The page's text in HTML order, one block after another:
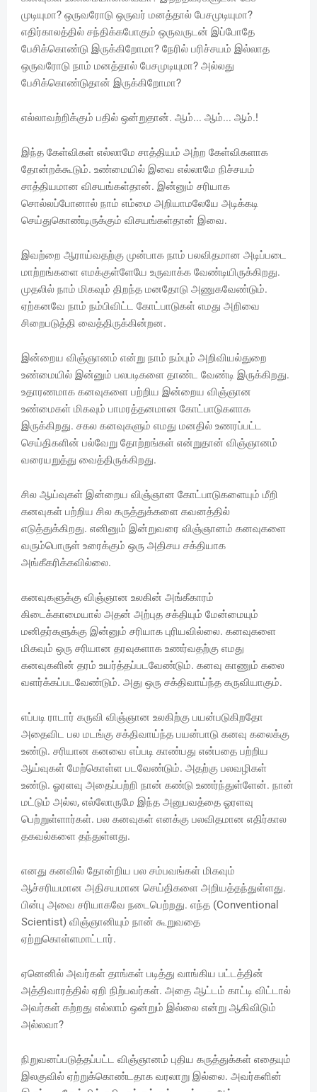
முடியுமா? ஒருவரோடு ஒருவர் மனத்தால் பேசமுடியுமா?
எதிர்காலத்தில் சந்திக்கபோகும் ஒருவருடன் இப்போதே
பேசிக்கொண்டு இருக்கிறோமா? நேரில் பரிச்சயம் இல்லாத
ஒருவரோடு நாம் மனத்தால் பேசமுடியுமா? அல்லது
பேசிக்கொண்டுதான் இருக்கிறோமா?
எல்லாவற்றிக்கும் பதில் ஒன்றுதான். ஆம்... ஆம்... ஆம்.!
இந்த கேள்விகள் எல்லாமே சாத்தியம் அற்ற கேள்விகளாக
தோன்றக்கூடும். உண்மையில் இவை எல்லாமே நிச்சயம்
சாத்தியமான விசயங்கள்தான். இன்னும் சரியாக
சொல்லப்போனால் நாம் எம்மை அறியாமலேயே அடிக்கடி
செய்துகொண்டிருக்கும் விசயங்கள்தான் இவை.
இவற்றை ஆராய்வதற்கு முன்பாக நாம் பலவிதமான அடிப்படை
மாற்றங்களை எமக்குள்ளேயே உருவாக்க வேண்டியிருக்கிறது.
முதலில் நாம் மிகவும் திறந்த மனதோடு அணுகவேண்டும்.
ஏற்கனவே நாம் நம்பிவிட்ட கோட்பாடுகள் எமது அறிவை
சிறைபடுத்தி வைத்திருக்கின்றன.
இன்றைய விஞ்ஞானம் என்று நாம் நம்பும் அறிவியல்துறை
உண்மையில் இன்னும் பலபடிகளை தாண்ட வேண்டி இருக்கிறது.
உதாரணமாக கனவுகளை பற்றிய இன்றைய விஞ்ஞான
உண்மைகள் மிகவும் பாமரத்தனமான கோட்பாடுகளாக
இருக்கிறது. சகல கனவுகளும் எமது மனதில் உணரப்பட்ட
செய்திகளின் பல்வேறு தோற்றங்கள் என்றுதான் விஞ்ஞானம்
வரையறுத்து வைத்திருக்கிறது.
சில ஆய்வுகள் இன்றைய விஞ்ஞான கோட்பாடுகளையும் மீறி
கனவுகள் பற்றிய சில கருத்துக்களை கவனத்தில்
எடுத்துக்கிறது. எனினும் இன்றுவரை விஞ்ஞானம் கனவுகளை
வரும்பொருள் உரைக்கும் ஒரு அதிசய சக்தியாக
அங்கீகரிக்கவில்லை.
கனவுகளுக்கு விஞ்ஞான உலகின் அங்கீகாரம்
கிடைக்காமையால் அதன் அற்புத சக்தியும் மேன்மையும்
மனிதர்களுக்கு இன்னும் சரியாக புரியவில்லை. கனவுகளை
மிகவும் ஒரு சரியான தரவுகளாக உணர்வதற்கு எமது
கனவுகளின் தரம் உயர்த்தப்படவேண்டும். கனவு காணும் கலை
வளர்க்கப்படவேண்டும். அது ஒரு சக்திவாய்ந்த கருவியாகும்.
எப்படி ராடார் கருவி விஞ்ஞான உலகிற்கு பயன்படுகிறதோ
அதைவிட பல மடங்கு சக்திவாய்ந்த பயன்பாடு கனவு கலைக்கு
உண்டு. சரியான கனவை எப்படி காண்பது என்பதை பற்றிய
ஆய்வுகள் மேற்கொள்ள படவேண்டும். அதற்கு பலவழிகள்
உண்டு. ஓரளவு அதைப்பற்றி நான் கண்டு உணர்ந்துள்ளேன். நான்
மட்டும் அல்ல, எல்லோருமே இந்த அனுபவத்தை ஓரளவு
பெற்றுள்ளார்கள். பல கனவுகள் எனக்கு பலவிதமான எதிர்கால
தகவல்களை தந்துள்ளது.
எனது கனவில் தோன்றிய பல சம்பவங்கள் மிகவும்
ஆச்சரியமான அதிசயமான செய்திகளை அறியத்தந்துள்ளது.
பின்பு அவை சரியாகவே நடைபெற்றது. எந்த (Conventional
Scientist) விஞ்ஞானியும் நான் கூறுவதை
ஏற்றுகொள்ளமாட்டார்.
ஏனெனில் அவர்கள் தாங்கள் படித்து வாங்கிய பட்டத்தின்
அத்திவாரத்தில் ஏறி நிற்பவர்கள். அதை ஆட்டம் காட்டி விட்டால்
அவர்கள் கற்றது எல்லாம் ஒன்றும் இல்லை என்று ஆகிவிடும்
அல்லவா?
நிறுவனப்படுத்தப்பட்ட விஞ்ஞானம் புதிய கருத்துக்கள் எதையும்
இலகுவில் ஏற்றுக்கொண்டதாக வரலாறு இல்லை. அவர்களின்